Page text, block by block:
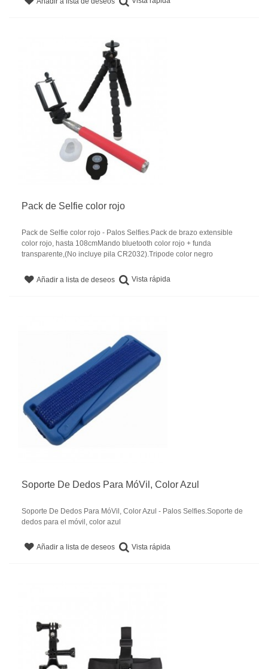
Pack de Selfie color rojo
Pack de Selfie color rojo - Palos Selfies.Pack de brazo extensible
color rojo, hasta 108cmMando bluetooth color rojo + funda
transparente,(No incluye pila CR2032).Tripode color negro
Añadir a lista de deseos Vista rápida
Soporte De Dedos Para MóVil, Color Azul
Soporte De Dedos Para MóVil, Color Azul - Palos Selfies.Soporte de
dedos para el móvil, color azul
Añadir a lista de deseos Vista rápida